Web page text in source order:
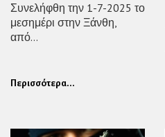
Συνελήφθη την 1-7-2025 το
μεσημέρι στην Ξάνθη,
από...
Περισσότερα...